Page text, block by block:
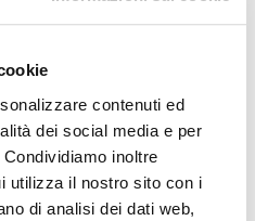
contenuti ed
dei social media e per
inoltre
utilizza il nostro sito con i
di analisi dei dati web,